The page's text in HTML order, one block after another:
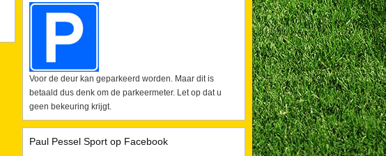
Voor de deur kan geparkeerd worden. Maar dit is
betaald dus denk om de parkeermeter. Let op dat u
geen bekeuring krijgt.
Paul Pessel Sport op Facebook